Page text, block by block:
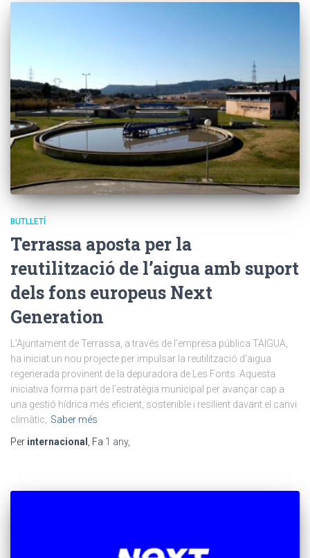
BUTLLETÍ
Terrassa aposta per la
reutilització de l’aigua amb suport
dels fons europeus Next
Generation
L’Ajuntament de Terrassa, a través de l’empresa pública TAIGUA,
ha iniciat un nou projecte per impulsar la reutilització d’aigua
regenerada provinent de la depuradora de Les Fonts. Aquesta
iniciativa forma part de l’estratègia municipal per avançar cap a
una gestió hídrica més eficient, sostenible i resilient davant el canvi
climàtic, Saber més
Per internacional , Fa 1 any,